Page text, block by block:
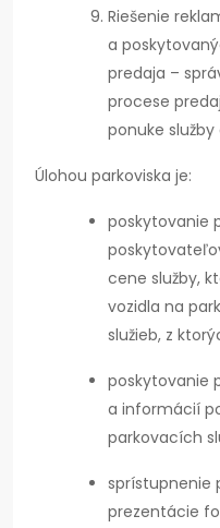
Riešenie
a
predaja –
procese
ponuke
Úlohou parkoviska je:
poskytovanie
cene služby,
vozidla na
služieb, z
poskytovanie
a informácií
parkovacích
sprístupnenie
prezentácie